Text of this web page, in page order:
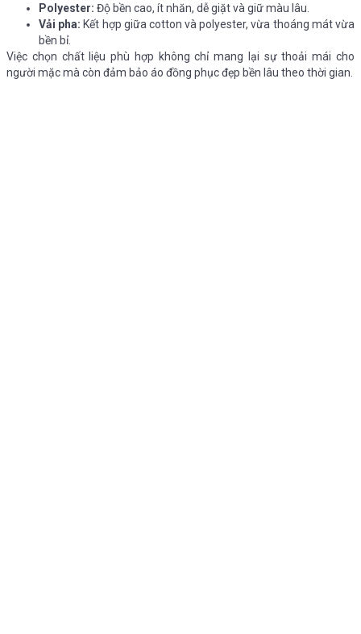
Polyester: Độ bền cao, ít nhăn, dễ giặt và giữ màu lâu.
Vải pha: Kết hợp giữa cotton và polyester, vừa thoáng mát vừa
bền bỉ.
Việc chọn chất liệu phù hợp không chỉ mang lại sự thoải mái cho
người mặc mà còn đảm bảo áo đồng phục đẹp bền lâu theo thời gian.